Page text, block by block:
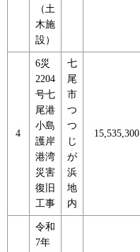
（土
木施
設）
4
6災
2204
号七
尾港
小島
護岸
港湾
災害
復旧
工事
七
尾
市
つ
つ
じ
が
浜
地
内
15,535,300
令和
7年